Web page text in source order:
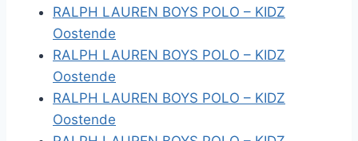
RALPH LAUREN BOYS POLO – KIDZ
Oostende
RALPH LAUREN BOYS POLO – KIDZ
Oostende
RALPH LAUREN BOYS POLO – KIDZ
Oostende